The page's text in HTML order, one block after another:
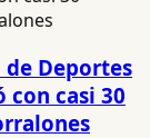
Deportes
con casi 30